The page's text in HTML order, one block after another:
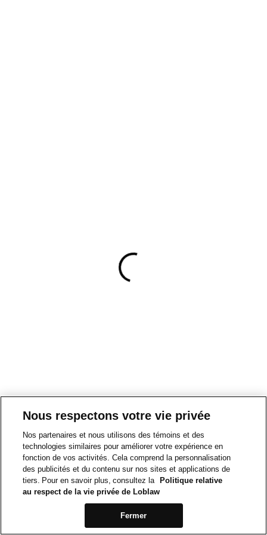
Nous respectons votre vie privée
Nos partenaires et nous utilisons des témoins et des
technologies similaires pour améliorer votre expérience en
fonction de vos activités. Cela comprend la personnalisation
des publicités et du contenu sur nos sites et applications de
tiers. Pour en savoir plus, consultez la
Politique relative
au respect de la vie privée de Loblaw
Fermer